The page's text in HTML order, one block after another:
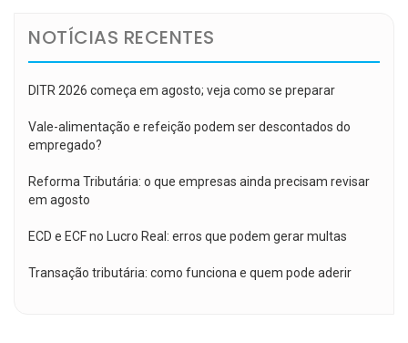
NOTÍCIAS RECENTES
DITR 2026 começa em agosto; veja como se preparar
Vale-alimentação e refeição podem ser descontados do
empregado?
Reforma Tributária: o que empresas ainda precisam revisar
em agosto
ECD e ECF no Lucro Real: erros que podem gerar multas
Transação tributária: como funciona e quem pode aderir